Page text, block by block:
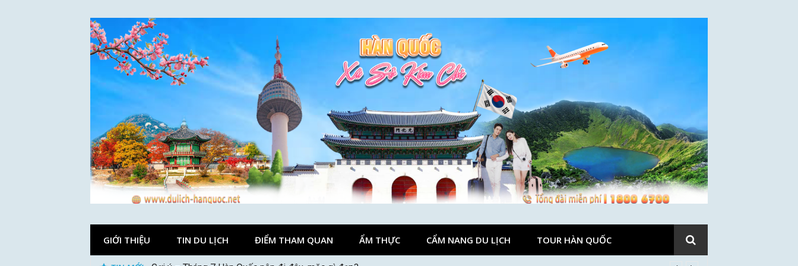
GIỚI THIỆU TIN DU LỊCH ĐIỂM THAM QUAN ẨM THỰC CẨM NANG DU LỊCH TOUR HÀN QUỐC